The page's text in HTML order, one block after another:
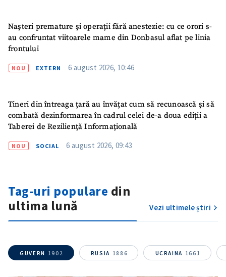
Nașteri premature și operații fără anestezie: cu ce orori s-
au confruntat viitoarele mame din Donbasul aflat pe linia
frontului
NOU EXTERN 6 august 2026, 10:46
Tineri din întreaga țară au învățat cum să recunoască și să
combată dezinformarea în cadrul celei de-a doua ediții a
Taberei de Reziliență Informațională
NOU SOCIAL 6 august 2026, 09:43
Tag-uri populare din
ultima lună
Vezi ultimele știri
GUVERN 1902 RUSIA 1886 UCRAINA 1661
ȘTIREA MEA
Fotografie
+ Încarcă imagine
Link media+ Link media
Mesajul știrei
+ Mesajul știrei
Sursă anonimă